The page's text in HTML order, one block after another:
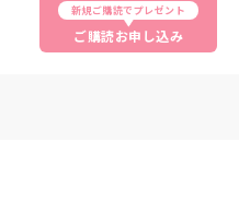
新規ご購読でプレゼント
ご購読お申し込み